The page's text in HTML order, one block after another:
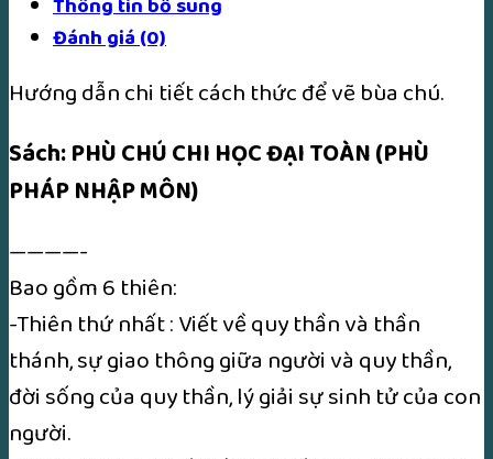
Đánh giá (0)
Hướng dẫn chi tiết cách thức để vẽ bùa chú.
Sách: PHÙ CHÚ CHI HỌC ĐẠI TOÀN (PHÙ
PHÁP NHẬP MÔN)
————-
Bao gồm 6 thiên:
-Thiên thứ nhất : Viết về quy thần và thần
thánh, sự giao thông giữa người và quy thần,
đời sống của quy thần, lý giải sự sinh tử của con
người.